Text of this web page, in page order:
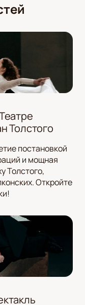
Толстого
постановкой
и мощная
Толстого,
Откройте